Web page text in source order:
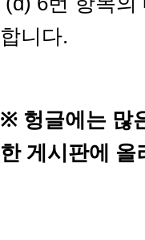
합니다.
※ 헝글에는 많
한 게시판에 올